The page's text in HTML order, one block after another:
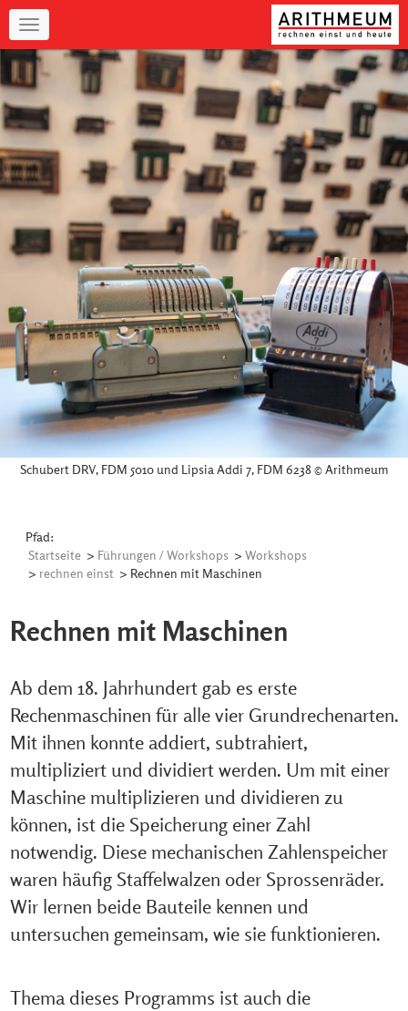
Navigation
Schubert DRV, FDM 5010 und Lipsia Addi 7, FDM 6238 © Arithmeum
Pfad:
Startseite > Führungen / Workshops > Workshops
> rechnen einst > Rechnen mit Maschinen
Rechnen mit Maschinen
Ab dem 18. Jahrhundert gab es erste
Rechenmaschinen für alle vier Grundrechenarten.
Mit ihnen konnte addiert, subtrahiert,
multipliziert und dividiert werden. Um mit einer
Maschine multiplizieren und dividieren zu
können, ist die Speicherung einer Zahl
notwendig. Diese mechanischen Zahlenspeicher
waren häufig Staffelwalzen oder Sprossenräder.
Wir lernen beide Bauteile kennen und
untersuchen gemeinsam, wie sie funktionieren.
Thema dieses Programms ist auch die